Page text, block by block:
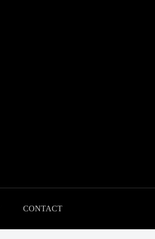
CONTACT